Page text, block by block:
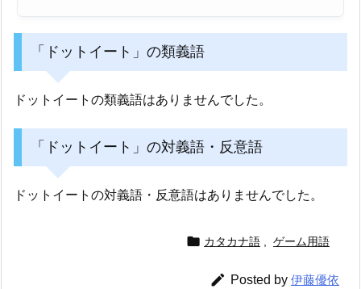
「ドットイート」の類義語
ドットイートの類義語はありませんでした。
「ドットイート」の対義語・反意語
ドットイートの対義語・反意語はありませんでした。
 カタカナ語 ゲーム用語
 Posted by 伊藤優依